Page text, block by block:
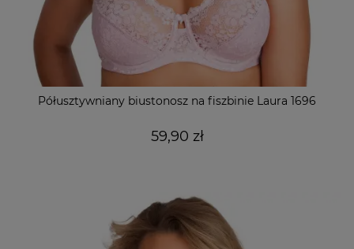
Półusztywniany biustonosz na fiszbinie Laura 1696
59,90 zł